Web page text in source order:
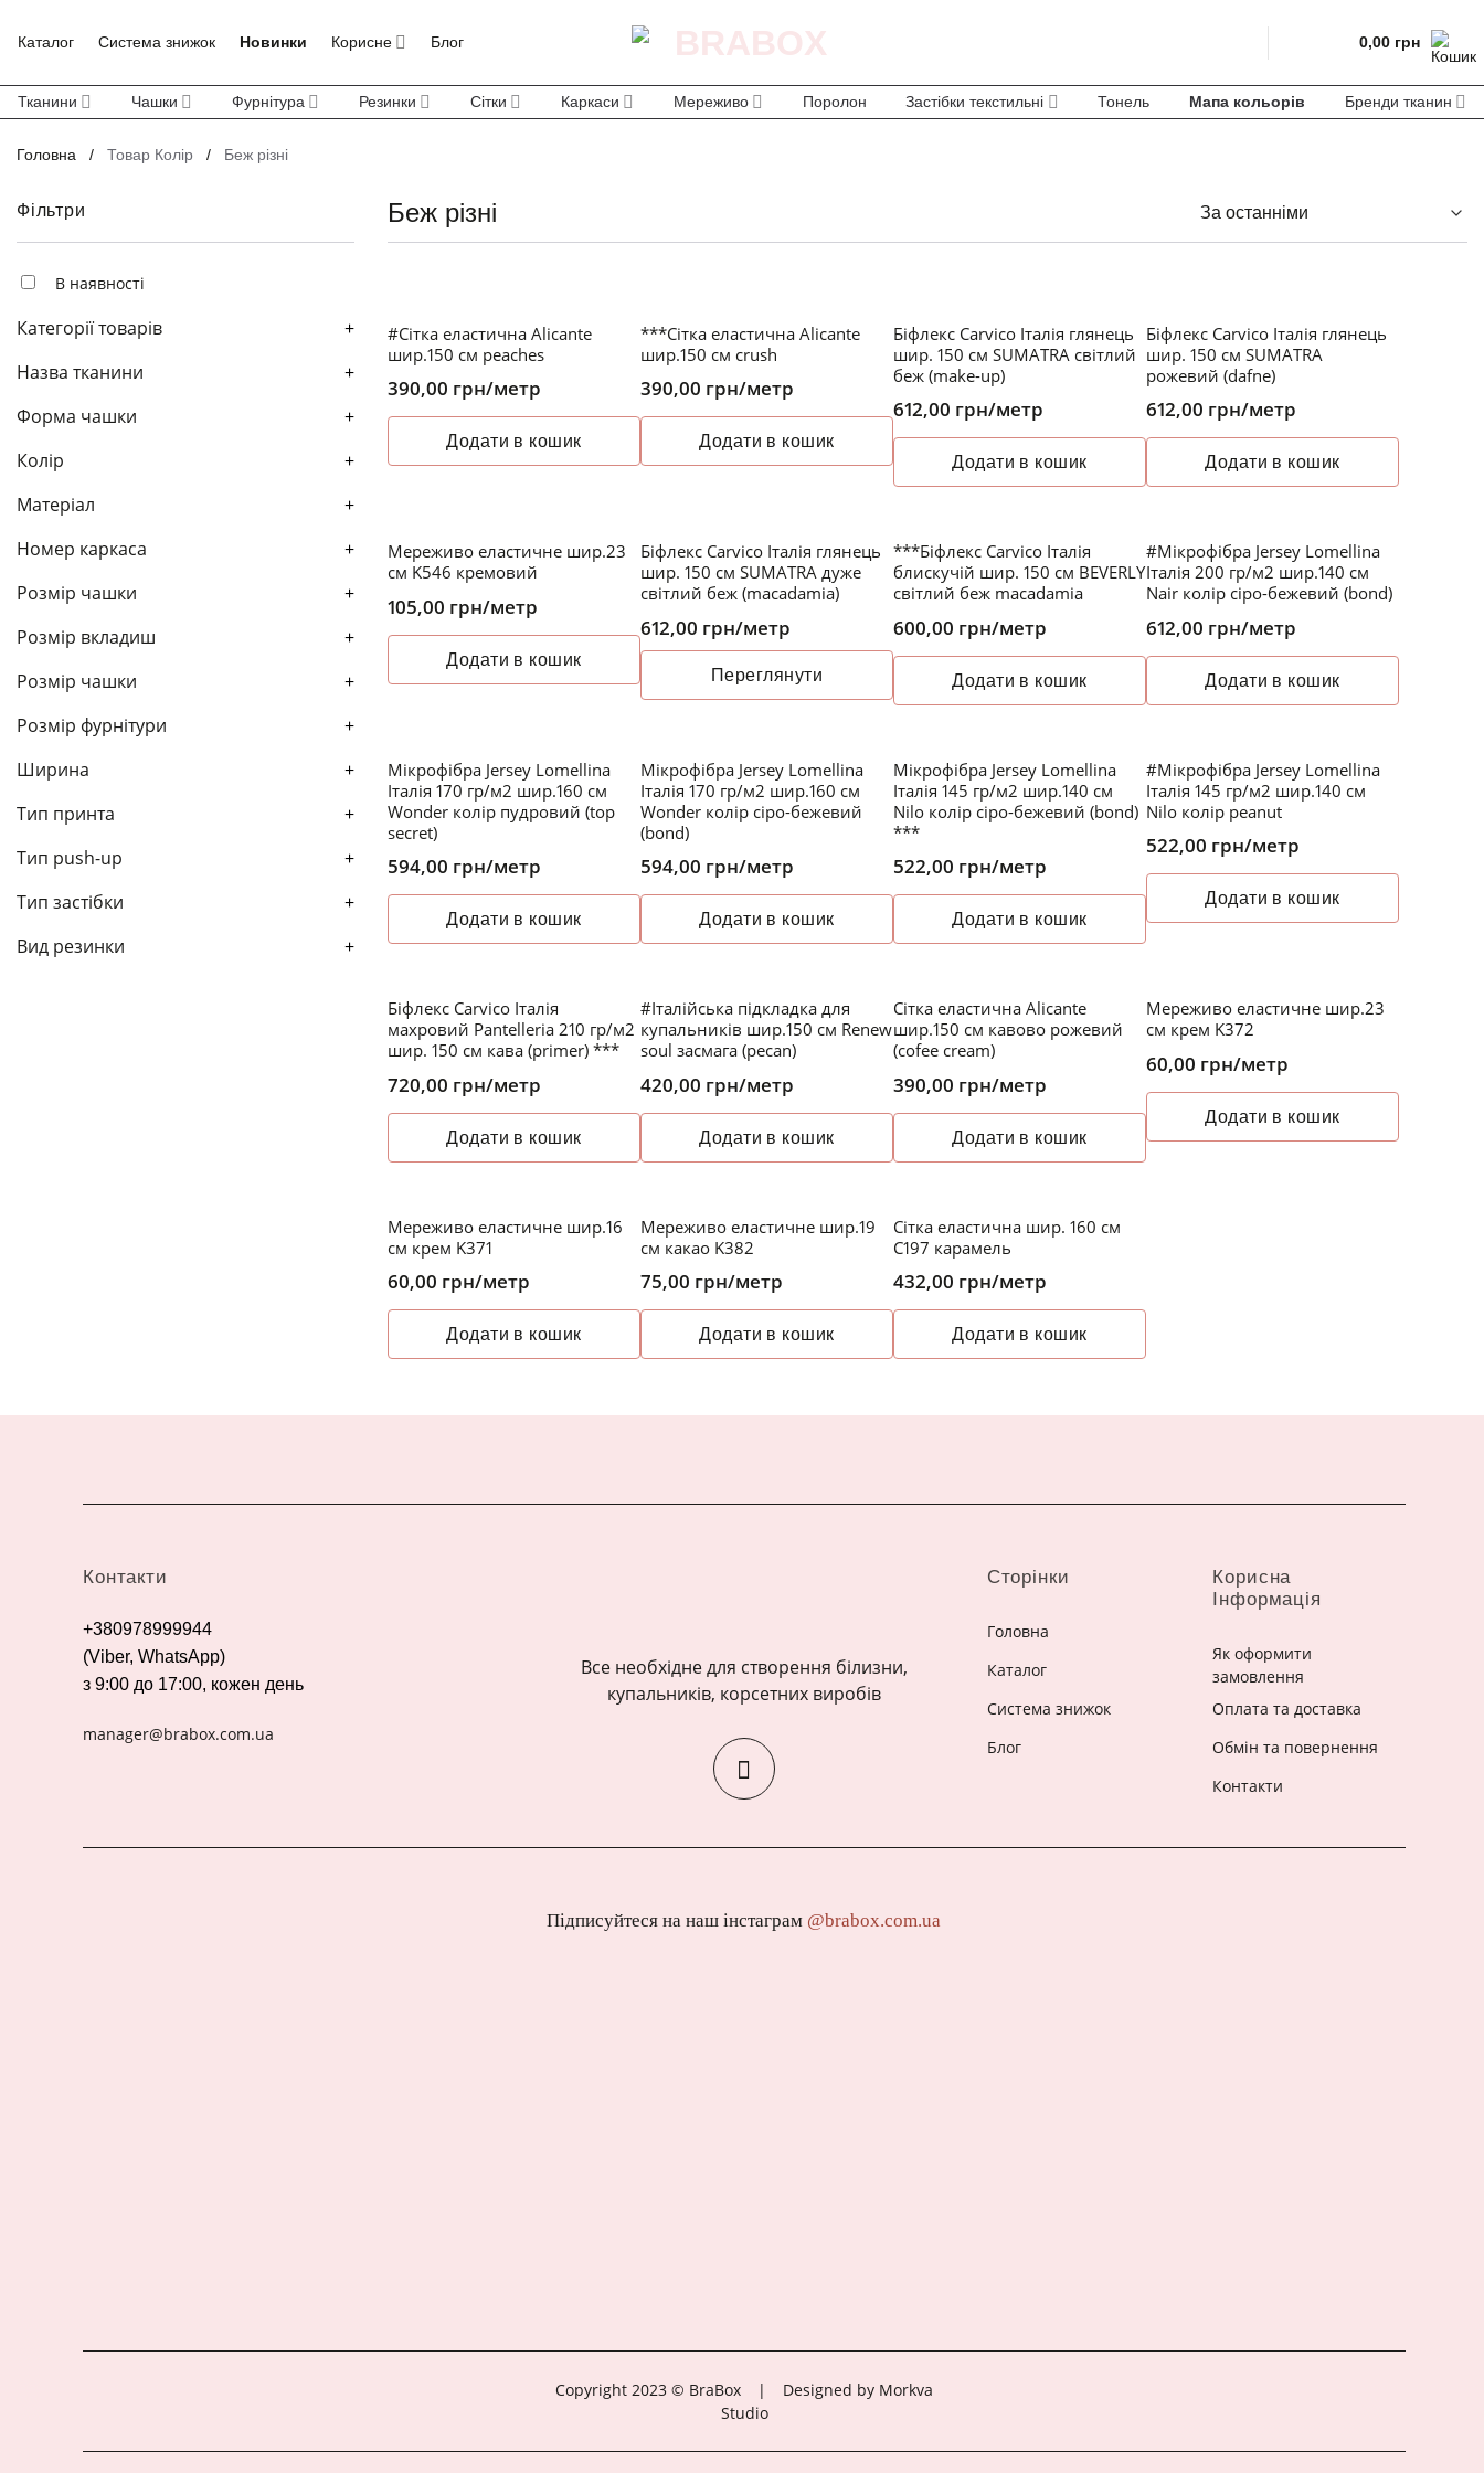
Каталог Система знижок Новинки Корисне Блог 0,00 грн
Тканини Чашки Фурнітура Резинки Сітки Каркаси Мереживо Поролон Застібки текстильні Тонель Мапа кольорів Бренди тканин
Головна / Товар Колір / Беж різні
Фільтри
В наявності
Категорії товарів
+
Назва тканини
+
Форма чашки
+
Колір
+
Матеріал
+
Номер каркаса
+
Розмір чашки
+
Розмір вкладиш
+
Розмір чашки
+
Розмір фурнітури
+
Ширина
+
Тип принта
+
Тип push-up
+
Тип застібки
+
Вид резинки
+
Беж різні
#Сітка еластична Alicante
шир.150 см peaches
390,00 грн/метр
Додати в кошик
***Сітка еластична Alicante
шир.150 см crush
390,00 грн/метр
Додати в кошик
Біфлекс Carvico Італія глянець
шир. 150 см SUMATRA світлий
беж (make-up)
612,00 грн/метр
Додати в кошик
Біфлекс Carvico Італія глянець
шир. 150 см SUMATRA
рожевий (dafne)
612,00 грн/метр
Додати в кошик
Мереживо еластичне шир.23
см K546 кремовий
105,00 грн/метр
Додати в кошик
НЕМАЄ В НАЯВНОСТІ
Біфлекс Carvico Італія глянець
шир. 150 см SUMATRA дуже
світлий беж (macadamia)
612,00 грн/метр
Переглянути
***Біфлекс Carvico Італія
блискучій шир. 150 см BEVERLY
світлий беж macadamia
600,00 грн/метр
Додати в кошик
#Мікрофібра Jersey Lomellina
Італія 200 гр/м2 шир.140 см
Nair колір сіро-бежевий (bond)
612,00 грн/метр
Додати в кошик
Мікрофібра Jersey Lomellina
Італія 170 гр/м2 шир.160 см
Wonder колір пудровий (top
secret)
594,00 грн/метр
Додати в кошик
Мікрофібра Jersey Lomellina
Італія 170 гр/м2 шир.160 см
Wonder колір сіро-бежевий
(bond)
594,00 грн/метр
Додати в кошик
Мікрофібра Jersey Lomellina
Італія 145 гр/м2 шир.140 см
Nilo колір сіро-бежевий (bond)
***
522,00 грн/метр
Додати в кошик
#Мікрофібра Jersey Lomellina
Італія 145 гр/м2 шир.140 см
Nilo колір peanut
522,00 грн/метр
Додати в кошик
Біфлекс Carvico Італія
махровий Pantelleria 210 гр/м2
шир. 150 см кава (primer) ***
720,00 грн/метр
Додати в кошик
#Італійська підкладка для
купальників шир.150 см Renew
soul засмага (pecan)
420,00 грн/метр
Додати в кошик
Сітка еластична Alicante
шир.150 см кавово рожевий
(cofee cream)
390,00 грн/метр
Додати в кошик
Мереживо еластичне шир.23
см крем K372
60,00 грн/метр
Додати в кошик
Мереживо еластичне шир.16
см крем K371
60,00 грн/метр
Додати в кошик
Мереживо еластичне шир.19
см какао K382
75,00 грн/метр
Додати в кошик
Сітка еластична шир. 160 см
C197 карамель
432,00 грн/метр
Додати в кошик
Контакти
+380978999944
(Viber, WhatsApp)
з 9:00 до 17:00, кожен день
manager@brabox.com.ua
Все необхідне для створення білизни,
купальників, корсетних виробів
Сторінки
Головна
Каталог
Система знижок
Блог
Корисна
Інформація
Як оформити
замовлення
Оплата та доставка
Обмін та повернення
Контакти
Підписуйтеся на наш інстаграм @brabox.com.ua
Copyright 2023 © BraBox |
Designed by Morkva
Studio